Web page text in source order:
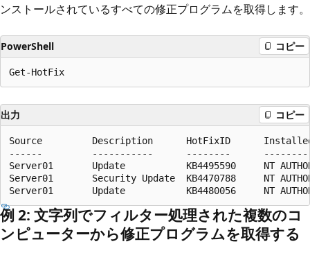
ンストールされているすべての修正プログラムを取得します。
PowerShell コピー
出力 コピー
Source         Description      HotFixID
------         -----------      --------
Server01       Update           KB4495590     NT
Server01       Security Update  KB4470788     NT
例 2: 文字列でフィルター処理された複数のコ
ンピューターから修正プログラムを取得する